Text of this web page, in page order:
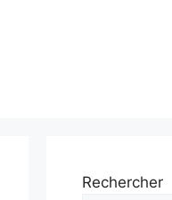
Rechercher